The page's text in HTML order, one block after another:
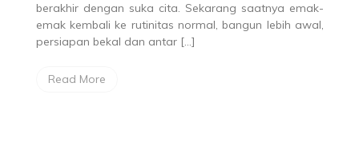
berakhir dengan suka cita. Sekarang saatnya emak-
emak kembali ke rutinitas normal, bangun lebih awal,
persiapan bekal dan antar […]
Read More